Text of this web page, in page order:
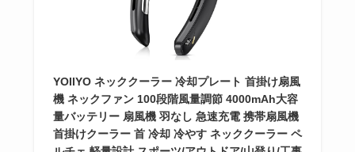
YOIIYO ネッククーラー 冷却プレート 首掛け扇風
機 ネックファン 100段階風量調節 4000mAh大容
量バッテリー 扇風機 羽なし 急速充電 携帯扇風機
首掛けクーラー 首 冷却 冷やす ネッククーラー ペ